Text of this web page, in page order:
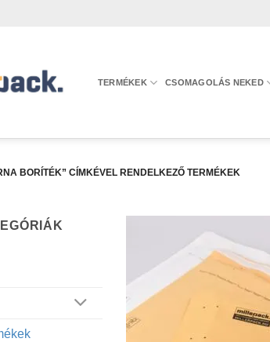
TERMÉKEK CSOMAGOLÁS NEKED
BORÍTÉK” CÍMKÉVEL RENDELKEZŐ TERMÉKEK